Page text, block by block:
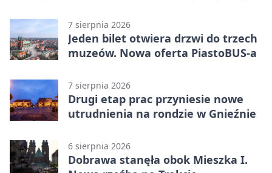
7 sierpnia 2026
Jeden bilet otwiera drzwi do trzech
muzeów. Nowa oferta PiastoBUS-a
7 sierpnia 2026
Drugi etap prac przyniesie nowe
utrudnienia na rondzie w Gnieźnie
6 sierpnia 2026
Dobrawa stanęła obok Mieszka I.